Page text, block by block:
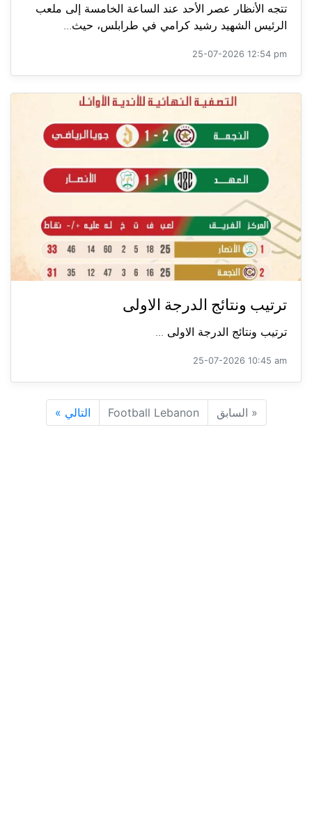
تتجه الأنظار عصر الأحد عند الساعة الخامسة إلى ملعب
الرئيس الشهيد رشيد كرامي في طرابلس، حيث...
25-07-2026 12:54 pm
ترتيب ونتائج الدرجة الاولى
ترتيب ونتائج الدرجة الاولى ...
25-07-2026 10:45 am
« السابق Football Lebanon التالي »